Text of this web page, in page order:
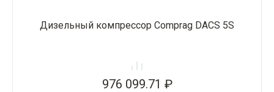
Дизельный компрессор Comprag DACS 5S
976 099.71 ₽